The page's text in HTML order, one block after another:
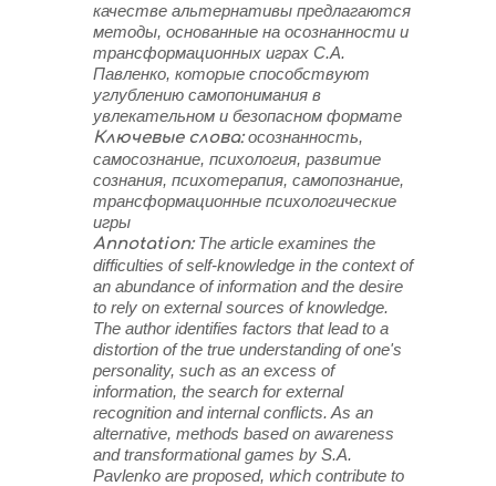
качестве альтернативы предлагаются
методы, основанные на осознанности и
трансформационных играх С.А.
Павленко, которые способствуют
углублению самопонимания в
увлекательном и безопасном формате
Ключевые слова:осознанность,
самосознание, психология, развитие
сознания, психотерапия, самопознание,
трансформационные психологические
игры
Annotation:The article examines the
difficulties of self-knowledge in the context of
an abundance of information and the desire
to rely on external sources of knowledge.
The author identifies factors that lead to a
distortion of the true understanding of one's
personality, such as an excess of
information, the search for external
recognition and internal conflicts. As an
alternative, methods based on awareness
and transformational games by S.A.
Pavlenko are proposed, which contribute to